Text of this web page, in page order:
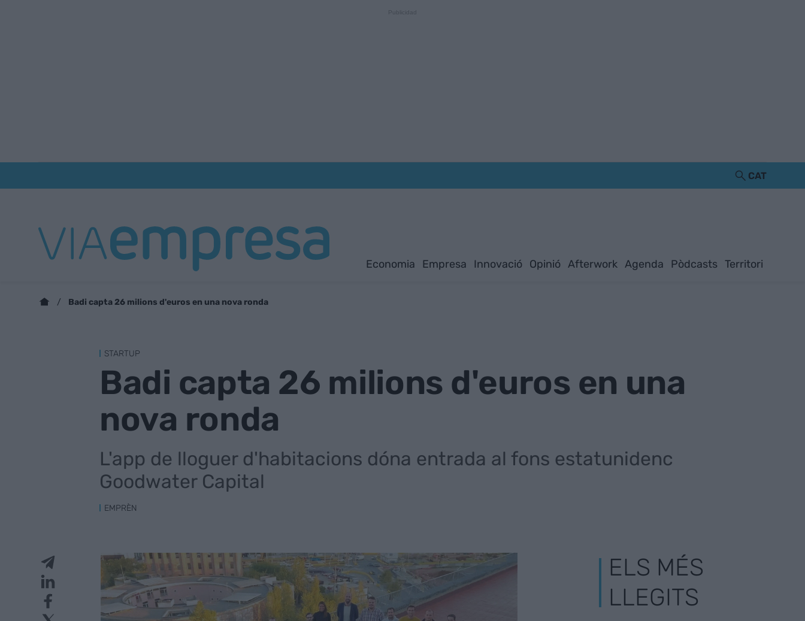
CAT
Economia Empresa Innovació Opinió Afterwork Agenda Pòdcasts Territori
Badi capta 26 milions d'euros en una nova ronda
STARTUP
Badi capta 26 milions d'euros en una
nova ronda
L'app de lloguer d'habitacions dóna entrada al fons estatunidenc
Goodwater Capital
EMPRÈN
ELS MÉS
LLEGITS